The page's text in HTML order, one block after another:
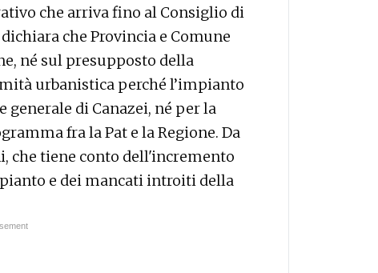
che arriva fino al Consiglio di
che Provincia e Comune
né sul presupposto della
urbanistica perché l’impianto
di Canazei, né per la
fra la Pat e la Regione. Da
che tiene conto dell'incremento
e dei mancati introiti della